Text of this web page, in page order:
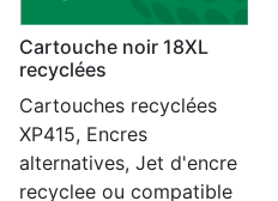
Cartouche noir 18XL
recyclées
Cartouches recyclées
XP415, Encres
alternatives, Jet d'encre
recyclee ou compatible